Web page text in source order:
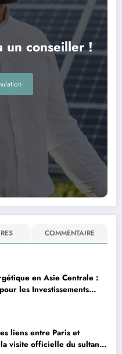
un conseiller !
COMMENTAIRE
en Asie Centrale :
les Investissements
liens entre Paris et
visite officielle du sultan